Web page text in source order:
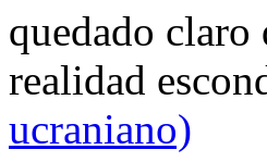
quedado claro
realidad
ucraniano)